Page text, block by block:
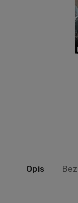
Opis